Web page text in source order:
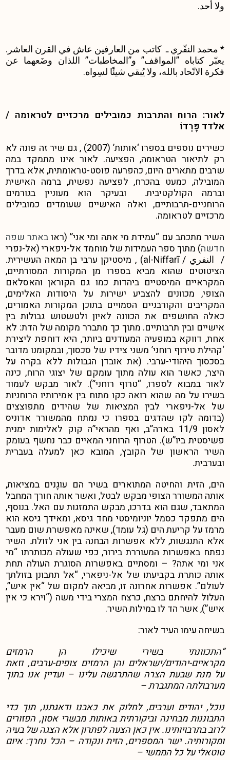
ولا أحد.
* محمد النفّري ـ كاتب من العارفين عاش في القرن العاشر.
يعبّر كتاباه ”المواقف” و”المخاطبات” اللذان وضَعهما عن
فكرة الاتّحاد بالله، ولا يُبقي شيئًا لسِواه.
לאור: הרוח והתרבות כמובילים מרכזיים לטראומה /
אלדד פָּרְדוֹ
כשירים נוספים בספרו ‘אותות’ (2007) , גם שיר זה פונה לא
רק לתיאור הטראומה, הפציעה. לאור אינו מתמקד במה
שרבים מתארים היום, כהפרעה פוסט-טראומתית, אלא בדרך
המובילה, כמעט בהכרח, לפציעה נפשית, ברמה האישית
וברמה הקולקטיבית. ובעיקר הוא מעוניין בגורמים
הרוחניים-תרבותיים, ואלה האישיים שעומדים כמובילים
מרכזיים לטראומה.
השיר מתכתב עם “עמידת מי אתה ומי אני” (ראובאתר שפה
חדשה) מתוך ספר העמידות של מוחמד אל-ניפארי (אל-נפרי
/ النفري / al-Niffarī) , מיסטיקן ערבי בן המאה העשירית.
הציטוטים שהוא מביא בספרו מן המקורות המסורתיים,
המקראיים המיסטיים ביהדות כמו גם הקוראן והאסלאם
הצופי, מכוונים להצביע ישירות על היסודות האלימים,
המקריבים והקורבניים הסמויים בתוכן המקורות האמורים,
כאלה החושפים את הכוונה לאיון ולטשטוש גבולות בין
אישיים ובין תרבותיים. מתוך כך מתברר מקומה של הדת: לא
אחת, דווקא במופעיה המעודנים ביותר, היא דוחפת ליצירת
‘קהילת טירוף רוחני’ משני צידיו של סכסוך, ובמקומנו מדובר
בסכסוך היהודי-ערבי. (את אובדן הגבולות ללא בקרה על
היצר, כאשר הוא עולה מתוך עומקם של יצוגי הרוח, כינה
לאור במבוא לספרו, “טרוף רוחני”). לאור מבקש לעמוד
בשירו על מה שהוא רואה כקו מתוח בין אמירותיו הרוחניות
של אל-ניפארי לבין המציאות של שהידים מתפוצצים
(בדומה לקו שהדגים בספרו כי נמתח מהמשורר אדוניס
לאסון 11/9 בארה”ב, ואף מהראי”ה קוק לאלימות ימנית
פשיסטית ביו”ש). הטרוף הרוחני המאיים כבר נחשף בעומק
השיר הראשון של הקובץ, המובא כאן למעלה בעברית
ובערבית.
הים, הזית והחיטה המתוארים בשיר הם עוגָנים במציאות,
אותה המשורר הצופי מבקש לבטל, ואשר אותה חורך המחבל
המתאבד, שגם הוא בדרכו, מבקש התמזגות עם האל. בנוסף,
הים מתפקד כסמל יוניומיסטי מחד גיסא, ומאידך גיסא הוא
מרמז על קריעת הים (גל עומד), שאינה מאפשרת שום מעבר
אלא התנגשות, ללא אפשרות הבחנה בין אני לזולת. השיר
נפתח באפשרות המעוררת בירור, כפי שעולה מכותרתו “מי
אני ומי אתה? – ומסתיים באפשרות הסוגרת העולה תחת
אותה כותרת בקביעתו של אל-ניפארי, “אל תתבונן בזולתך
לעולם”. אפשרות אחרונה זו, מביאה למקום של “אין איש”,
העלול להיחתם ברצח, כרצח המצרי בידי משה (“וירא כי אין
איש”), אשר הד לו במילות השיר.
בשיחה עימו העיד לאור:
“התכוונתי בשירי שיכילו הן הרמזים
מקראיים-יהודים/ישראלים והן הרמזים צופים-ערבים, וזאת
על מנת שבעת הצרה שהתרגשה עלינו – ועדיין אנו בתוך
מערבולתה המתגברת –
נוכל, יהודים וערבים, לחלוק את כאבנו ודאגתנו, תוך כדי
התבוננות מבחינה וביקורתית באותות מבשרי אסון, הפזורים
לרוב בתרבויותינו. אין כאן הצעה לפתרון אלא הצגה של בעיה
ומקורותיה. ישר המספרים, הזית ונקודה – הכל נחרך: איום
טוטאלי על כל הממשי –